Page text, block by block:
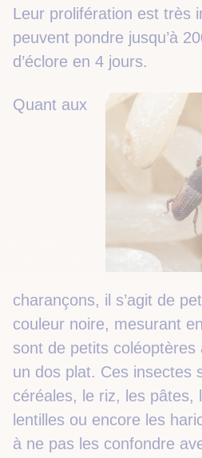
Leur prolifération est très
peuvent pondre jusqu’à
d’éclore en 4 jours.
Quant aux
charançons, il s’agit de
couleur noire, mesurant
sont de petits
un dos plat. Ces insectes
céréales, le riz, les pâtes,
lentilles ou encore les
à ne pas les confondre